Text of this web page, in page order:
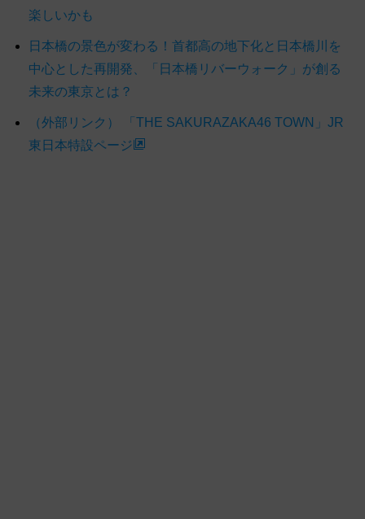
楽しいかも
日本橋の景色が変わる！首都高の地下化と日本橋川を
中心とした再開発、「日本橋リバーウォーク」が創る
未来の東京とは？
（外部リンク） 「THE SAKURAZAKA46 TOWN」JR
東日本特設ページ